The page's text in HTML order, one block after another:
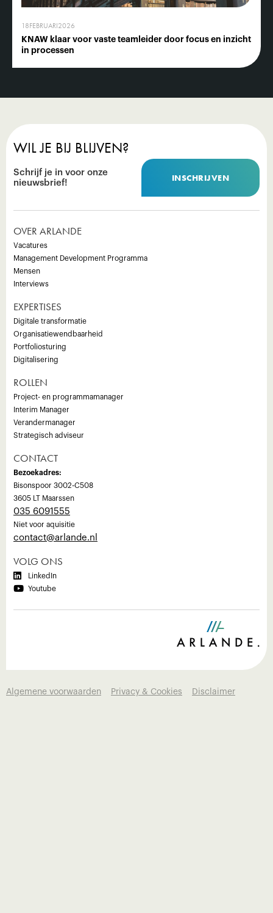
18FEBRUARI2026
KNAW klaar voor vaste teamleider door focus en inzicht
in processen
WIL JE BIJ BLIJVEN?
Schrijf je in voor onze
nieuwsbrief!
INSCHRIJVEN
OVER ARLANDE
Vacatures
Management Development Programma
Mensen
Interviews
EXPERTISES
Digitale transformatie
Organisatiewendbaarheid
Portfoliosturing
Digitalisering
ROLLEN
Project- en programmamanager
Interim Manager
Verandermanager
Strategisch adviseur
CONTACT
Bezoekadres:
Bisonspoor 3002-C508
3605 LT Maarssen
035 6091555
Niet voor aquisitie
‍contact@arlande.nl
VOLG ONS
 LinkedIn
 Youtube
Algemene voorwaarden Privacy & Cookies Disclaimer